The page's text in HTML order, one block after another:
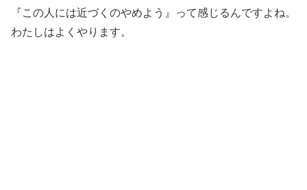
『この人には近づくのやめよう』って感じるんですよね。
わたしはよくやります。